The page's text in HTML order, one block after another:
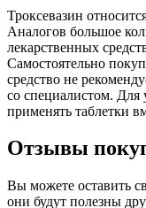
Троксевазин
Аналогов большое
лекарственных
Самостоятельно
средство не
со специалистом. Для
применять таблетки
Отзывы
Вы можете оставить
они будут полезны